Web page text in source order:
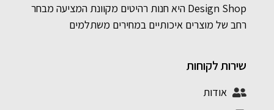
Design Shop היא חנות רהיטים מקוונת המציעה מבחר
רחב של מוצרים איכותיים במחירים משתלמים
שירות לקוחות
אודות